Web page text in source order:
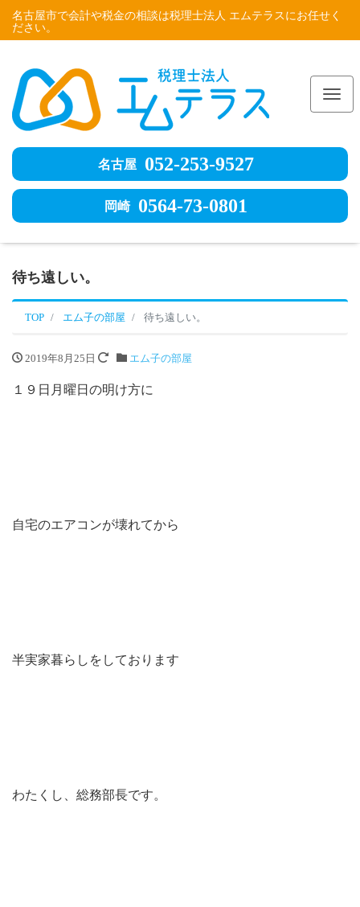
名古屋市で会計や税金の相談は税理士法人 エムテラスにお任せく
ださい。
名古屋 052-253-9527
岡崎 0564-73-0801
待ち遠しい。
TOP エム子の部屋 待ち遠しい。
2019年8月25日 エム子の部屋
１９日月曜日の明け方に
自宅のエアコンが壊れてから
半実家暮らしをしております
わたくし、総務部長です。